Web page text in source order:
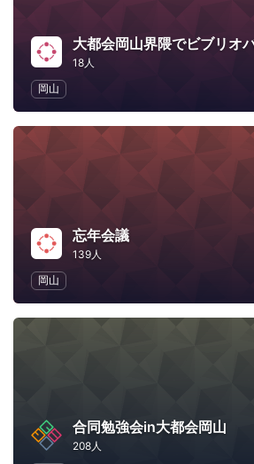
大都会岡山界隈でビブリオ
18人
岡山
忘年会議
139人
岡山
合同勉強会in大都会岡山
208人